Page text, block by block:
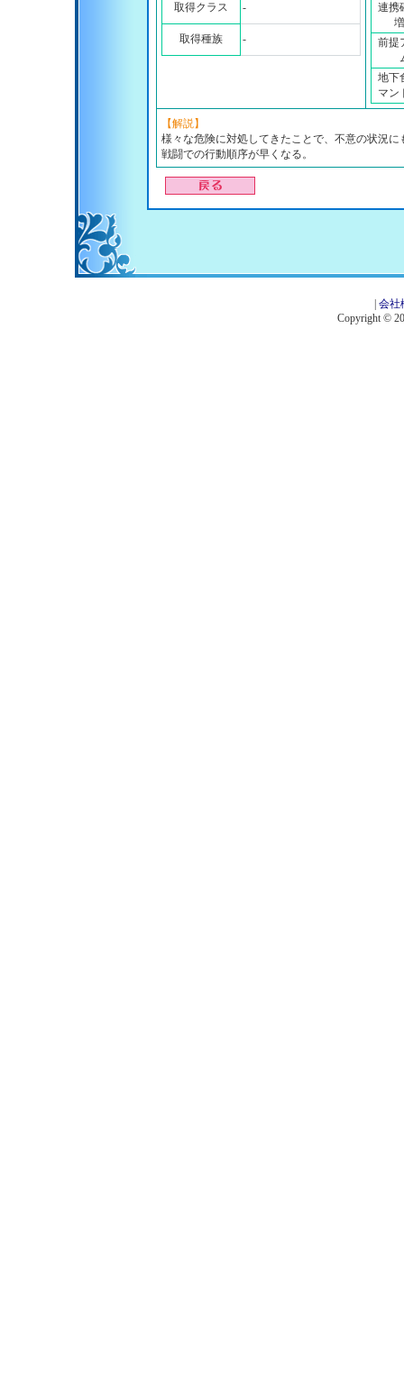
取得クラス -
取得種族 -
連携
前提
地下
マン
【解説】
様々な危険に対処してきたことで、不意の状況
戦闘での行動順序が早くなる。
会社
Copyright ©